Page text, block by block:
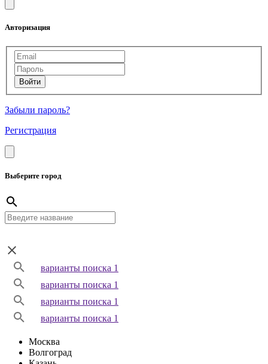
Авторизация
Забыли пароль?
Регистрация
Выберите город
варианты поиска 1
варианты поиска 1
варианты поиска 1
варианты поиска 1
Москва
Волгоград